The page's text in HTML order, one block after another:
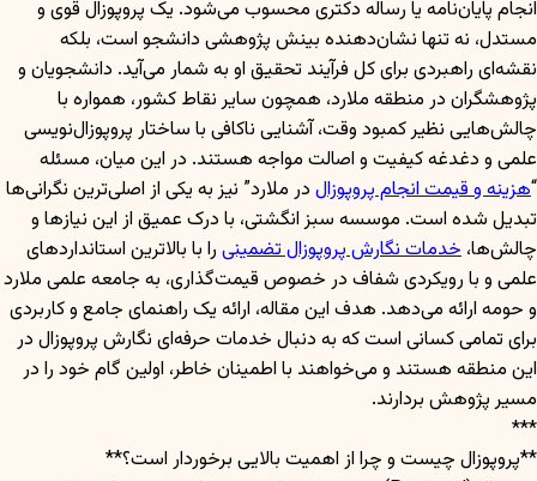
انجام پایان‌نامه یا رساله دکتری محسوب می‌شود. یک پروپوزال قوی و
مستدل، نه تنها نشان‌دهنده بینش پژوهشی دانشجو است، بلکه
نقشه‌ای راهبردی برای کل فرآیند تحقیق او به شمار می‌آید. دانشجویان و
پژوهشگران در منطقه ملارد، همچون سایر نقاط کشور، همواره با
چالش‌هایی نظیر کمبود وقت، آشنایی ناکافی با ساختار پروپوزال‌نویسی
علمی و دغدغه کیفیت و اصالت مواجه هستند. در این میان، مسئله
“هزینه و قیمت انجام پروپوزال در ملارد” نیز به یکی از اصلی‌ترین نگرانی‌ها
تبدیل شده است. موسسه سبز انگشتی، با درک عمیق از این نیازها و
چالش‌ها، خدمات نگارش پروپوزال تضمینی را با بالاترین استانداردهای
علمی و با رویکردی شفاف در خصوص قیمت‌گذاری، به جامعه علمی ملارد
و حومه ارائه می‌دهد. هدف این مقاله، ارائه یک راهنمای جامع و کاربردی
برای تمامی کسانی است که به دنبال خدمات حرفه‌ای نگارش پروپوزال در
این منطقه هستند و می‌خواهند با اطمینان خاطر، اولین گام خود را در
مسیر پژوهش بردارند.
***
**پروپوزال چیست و چرا از اهمیت بالایی برخوردار است؟**